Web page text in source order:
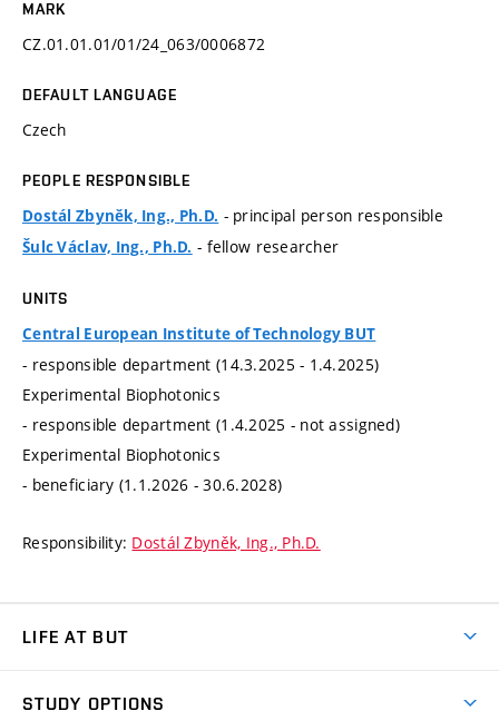
MARK
CZ.01.01.01/01/24_063/0006872
DEFAULT LANGUAGE
Czech
PEOPLE RESPONSIBLE
Dostál Zbyněk, Ing., Ph.D. - principal person responsible
Šulc Václav, Ing., Ph.D. - fellow researcher
UNITS
Central European Institute of Technology BUT
- responsible department (14.3.2025 - 1.4.2025)
Experimental Biophotonics
- responsible department (1.4.2025 - not assigned)
Experimental Biophotonics
- beneficiary (1.1.2026 - 30.6.2028)
Responsibility: Dostál Zbyněk, Ing., Ph.D.
LIFE AT BUT
STUDY OPTIONS